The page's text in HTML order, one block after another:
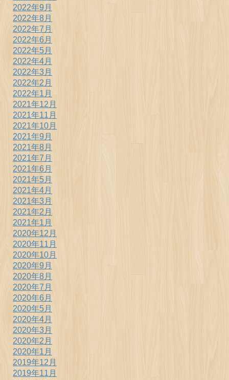
2022年9月
2022年8月
2022年7月
2022年6月
2022年5月
2022年4月
2022年3月
2022年2月
2022年1月
2021年12月
2021年11月
2021年10月
2021年9月
2021年8月
2021年7月
2021年6月
2021年5月
2021年4月
2021年3月
2021年2月
2021年1月
2020年12月
2020年11月
2020年10月
2020年9月
2020年8月
2020年7月
2020年6月
2020年5月
2020年4月
2020年3月
2020年2月
2020年1月
2019年12月
2019年11月